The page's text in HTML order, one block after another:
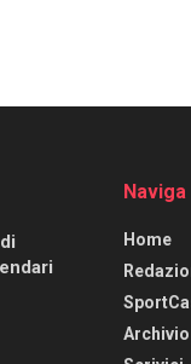
Naviga
Home
Archivio